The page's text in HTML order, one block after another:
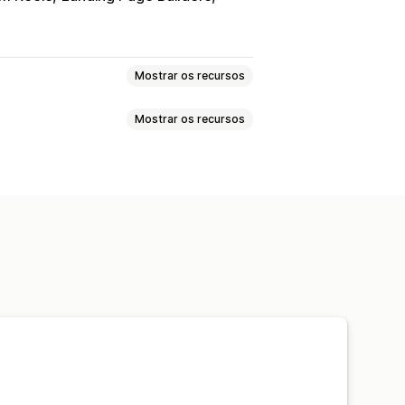
Mostrar os recursos
Mostrar os recursos